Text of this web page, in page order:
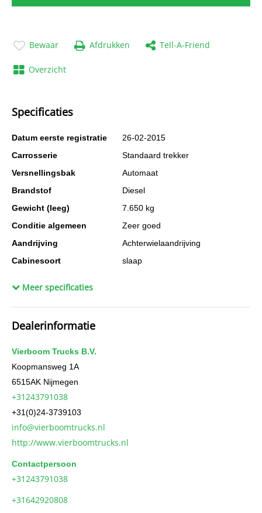
Bewaar Afdrukken Tell-A-Friend
Overzicht
Specificaties
Datum eerste registratie
26-02-2015
Carrosserie
Standaard trekker
Versnellingsbak
Automaat
Brandstof
Diesel
Gewicht (leeg)
7.650 kg
Conditie algemeen
Zeer goed
Aandrijving
Achterwielaandrijving
Cabinesoort
slaap
Meer specificaties
Dealerinformatie
Vierboom Trucks B.V.
Koopmansweg 1A
6515AK Nijmegen
+31243791038
+31(0)24-3739103
info@vierboomtrucks.nl
http://www.vierboomtrucks.nl
Contactpersoon
+31243791038
+31642920808